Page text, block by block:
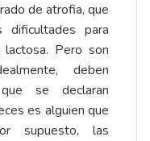
de atrofia, que
para
Pero son
deben
se declaran
es alguien que
supuesto, las